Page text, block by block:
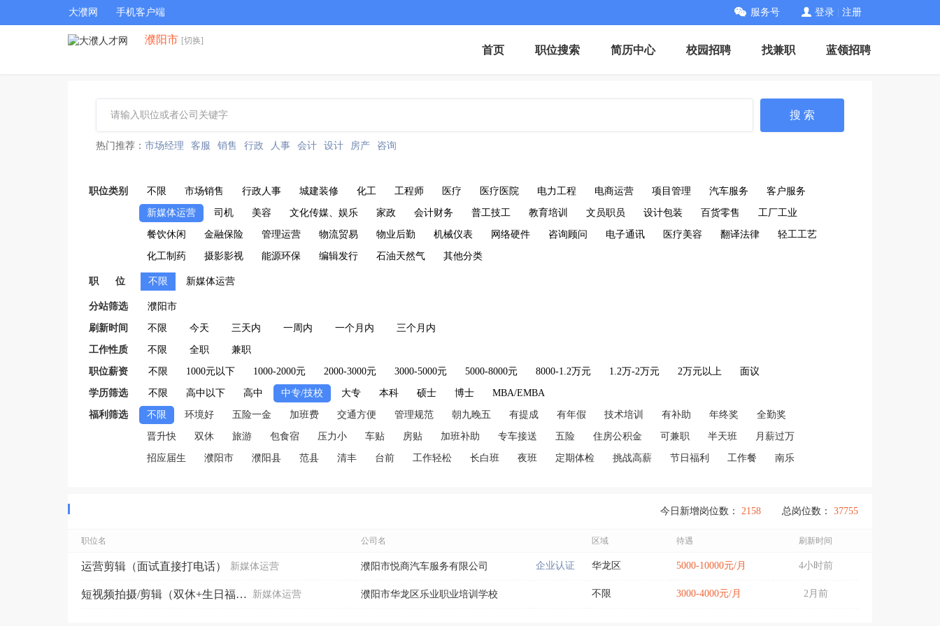
大濮网 手机客户端 服务号 登录 注册
濮阳市 [切换]
首页 职位搜索 简历中心 校园招聘 找兼职 蓝领招聘
搜 索
热门推荐： 市场经理 客服 销售 行政 人事 会计 设计 房产 咨询
职位类别 不限 市场销售 行政人事 城建装修 化工 工程师 医疗 医疗医院 电力工程 电商运营 项目管理 汽车服务 客户服务
新媒体运营 司机 美容 文化传媒、娱乐 家政 会计财务 普工技工 教育培训 文员职员 设计包装 百货零售 工厂工业
餐饮休闲 金融保险 管理运营 物流贸易 物业后勤 机械仪表 网络硬件 咨询顾问 电子通讯 医疗美容 翻译法律 轻工工艺
化工制药 摄影影视 能源环保 编辑发行 石油天然气 其他分类
职 位 不限 新媒体运营
分站筛选 濮阳市
刷新时间 不限 今天 三天内 一周内 一个月内 三个月内
工作性质 不限 全职 兼职
职位薪资 不限 1000元以下 1000-2000元 2000-3000元 3000-5000元 5000-8000元 8000-1.2万元 1.2万-2万元 2万元以上 面议
学历筛选 不限 高中以下 高中 中专/技校 大专 本科 硕士 博士 MBA/EMBA
福利筛选 不限 环境好 五险一金 加班费 交通方便 管理规范 朝九晚五 有提成 有年假 技术培训 有补助 年终奖 全勤奖
晋升快 双休 旅游 包食宿 压力小 车贴 房贴 加班补助 专车接送 五险 住房公积金 可兼职 半天班 月薪过万
招应届生 濮阳市 濮阳县 范县 清丰 台前 工作轻松 长白班 夜班 定期体检 挑战高薪 节日福利 工作餐 南乐
总岗位数： 37755
今日新增岗位数： 2158
职位名 公司名 区域 待遇 刷新时间
运营剪辑（面试直接打电话） 新媒体运营 濮阳市悦商汽车服务有限公司 企业认证 华龙区 5000-10000元/月 4小时前
短视频拍摄/剪辑（双休+生日福利+绩效奖金） 新媒体运营 濮阳市华龙区乐业职业培训学校 不限 3000-4000元/月 2月前